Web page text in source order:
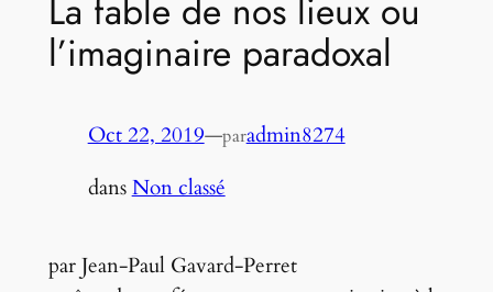
La fable de nos lieux ou
l’imaginaire paradoxal
Oct 22, 2019—paradmin8274
dansNon classé
par Jean-Paul Gavard-Perret